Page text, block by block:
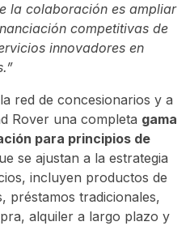
la colaboración es ampliar
competitivas de
innovadores en
red de concesionarios y a
Rover una completa gama
para principios de
se ajustan a la estrategia
incluyen productos de
préstamos tradicionales,
alquiler a largo plazo y